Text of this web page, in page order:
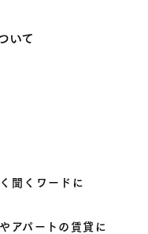
いて
聞くワードに
アパートの賃貸に